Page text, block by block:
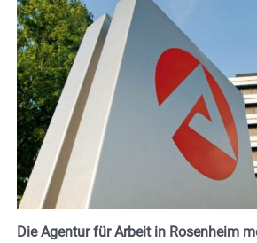
Die Agentur für Arbeit in Rosenheim